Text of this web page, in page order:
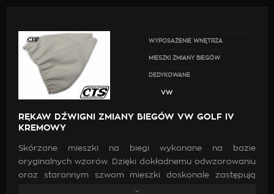
WYPOSAŻENIE WNĘTRZA
MIESZKI ZMIANY BIEGÓW
DEDYKOWANE
VW
RĘKAW DŹWIGNI ZMIANY BIEGÓW VW GOLF IV
KREMOWY
Skórzane mieszki na biegi wykonane na bazie
oryginalnych wzorów. Dzięki dokładnemu odwzorowaniu
oraz starannym szwom mieszki doskonale zastępują
oryginalne. Wykonanie ich z wysokiej jakości skóry oraz